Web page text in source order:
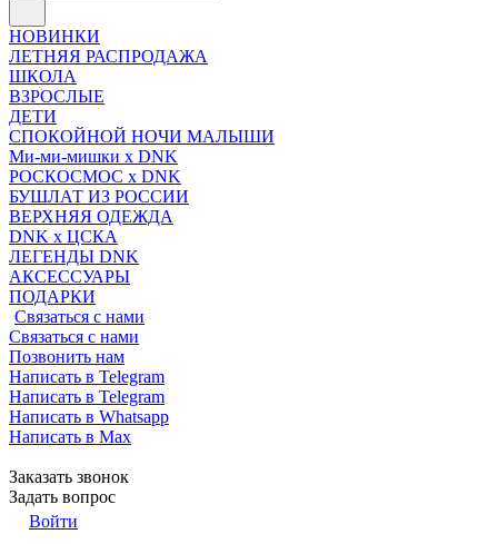
НОВИНКИ
ЛЕТНЯЯ РАСПРОДАЖА
ШКОЛА
ВЗРОСЛЫЕ
ДЕТИ
СПОКОЙНОЙ НОЧИ МАЛЫШИ
Ми-ми-мишки x DNK
РОСКОСМОС x DNK
БУШЛАТ ИЗ РОССИИ
ВЕРХНЯЯ ОДЕЖДА
DNK x ЦСКА
ЛЕГЕНДЫ DNK
АКСЕССУАРЫ
ПОДАРКИ
Связаться с нами
Связаться с нами
Позвонить нам
Написать в Telegram
Написать в Telegram
Написать в Whatsapp
Написать в Max
Заказать звонок
Задать вопрос
Войти